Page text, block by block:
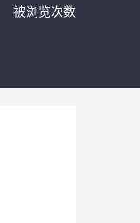
被浏览次数